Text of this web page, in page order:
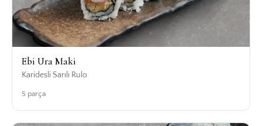
Ebi Ura Maki
Karidesli Sarılı Rulo
5 parça